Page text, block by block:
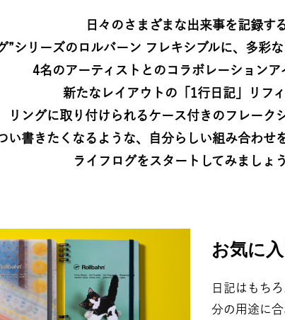
日々のさまざまな出来事を記録す
”シリーズのロルバーン フレキシブルに、​多彩な
4名のアーティストとのコラボレーションア
新たなレイアウトの「1行日記」リフィ
リングに取り付けられるケース付きのフレーク
い書きたくなるような、自分らしい組み合わせ
ライフログをスタートしてみましょう
お気に
日記はもち
分の用途に